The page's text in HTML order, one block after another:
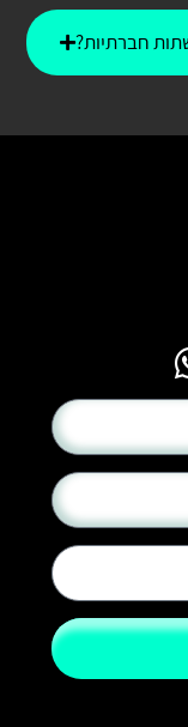
חברתיות?